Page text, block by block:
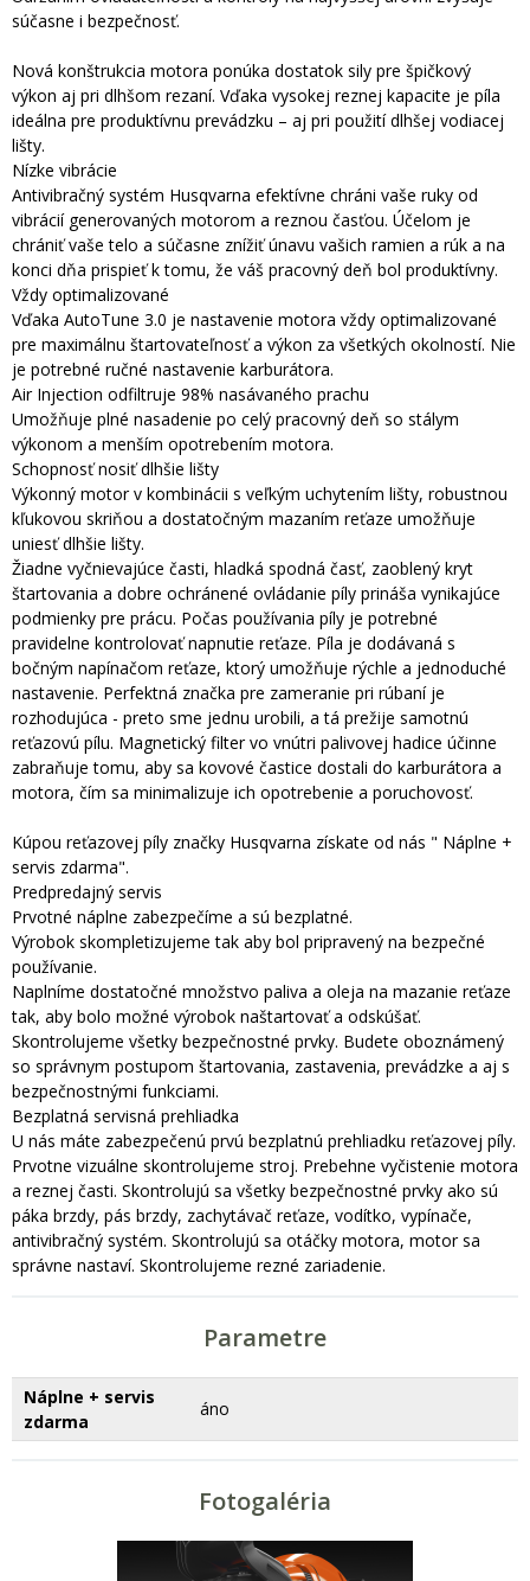
súčasne i bezpečnosť.
Nová konštrukcia motora ponúka dostatok sily pre špičkový
výkon aj pri dlhšom rezaní. Vďaka vysokej reznej kapacite je píla
ideálna pre produktívnu prevádzku – aj pri použití dlhšej vodiacej
lišty.
Nízke vibrácie
Antivibračný systém Husqvarna efektívne chráni vaše ruky od
vibrácií generovaných motorom a reznou časťou. Účelom je
chrániť vaše telo a súčasne znížiť únavu vašich ramien a rúk a na
konci dňa prispieť k tomu, že váš pracovný deň bol produktívny.
Vždy optimalizované
Vďaka AutoTune 3.0 je nastavenie motora vždy optimalizované
pre maximálnu štartovateľnosť a výkon za všetkých okolností. Nie
je potrebné ručné nastavenie karburátora.
Air Injection odfiltruje 98% nasávaného prachu
Umožňuje plné nasadenie po celý pracovný deň so stálym
výkonom a menším opotrebením motora.
Schopnosť nosiť dlhšie lišty
Výkonný motor v kombinácii s veľkým uchytením lišty, robustnou
kľukovou skriňou a dostatočným mazaním reťaze umožňuje
uniesť dlhšie lišty.
Žiadne vyčnievajúce časti, hladká spodná časť, zaoblený kryt
štartovania a dobre ochránené ovládanie píly prináša vynikajúce
podmienky pre prácu. Počas používania píly je potrebné
pravidelne kontrolovať napnutie reťaze. Píla je dodávaná s
bočným napínačom reťaze, ktorý umožňuje rýchle a jednoduché
nastavenie. Perfektná značka pre zameranie pri rúbaní je
rozhodujúca - preto sme jednu urobili, a tá prežije samotnú
reťazovú pílu. Magnetický filter vo vnútri palivovej hadice účinne
zabraňuje tomu, aby sa kovové častice dostali do karburátora a
motora, čím sa minimalizuje ich opotrebenie a poruchovosť.
Kúpou reťazovej píly značky Husqvarna získate od nás " Náplne +
servis zdarma".
Predpredajný servis
Prvotné náplne zabezpečíme a sú bezplatné.
Výrobok skompletizujeme tak aby bol pripravený na bezpečné
používanie.
Naplníme dostatočné množstvo paliva a oleja na mazanie reťaze
tak, aby bolo možné výrobok naštartovať a odskúšať.
Skontrolujeme všetky bezpečnostné prvky. Budete oboznámený
so správnym postupom štartovania, zastavenia, prevádzke a aj s
bezpečnostnými funkciami.
Bezplatná servisná prehliadka
U nás máte zabezpečenú prvú bezplatnú prehliadku reťazovej píly.
Prvotne vizuálne skontrolujeme stroj. Prebehne vyčistenie motora
a reznej časti. Skontrolujú sa všetky bezpečnostné prvky ako sú
páka brzdy, pás brzdy, zachytávač reťaze, vodítko, vypínače,
antivibračný systém. Skontrolujú sa otáčky motora, motor sa
správne nastaví. Skontrolujeme rezné zariadenie.
Parametre
Náplne + servis
zdarma
áno
Fotogaléria